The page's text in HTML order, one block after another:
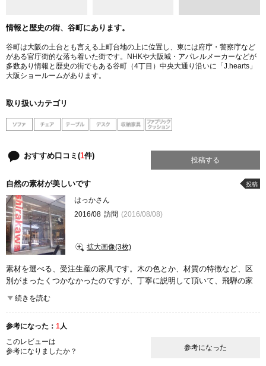
情報と歴史の街、谷町にあります。
谷町は大阪の土台とも言える上町台地の上に位置し、東には府庁・警察庁など
がある官庁街的な落ち着いた街です。NHKや大阪城・アパレルメーカーなどが
多数あり情報と歴史の街でもある谷町（4丁目）中央大通り沿いに「J.hearts」
大阪ショールームがあります。
取り扱いカテゴリ
おすすめ口コミ(1件) 投稿する
自然の素材が美しいです 投稿
はっかさん
2016/08 訪問 (2016/08/08)
拡大画像(3枚)
素材を選べる、受注生産の家具です。木の色とか、材質の特徴など、区
別がまったくつかなかったのですが、丁寧に説明して頂いて、飛騨の家
具への、興味が深まりました。サイズ、色、好みどおりに作成できるの
がいいです。
続きを読む
参考になった： 1人
このレビューは
参考になりましたか？
参考になった